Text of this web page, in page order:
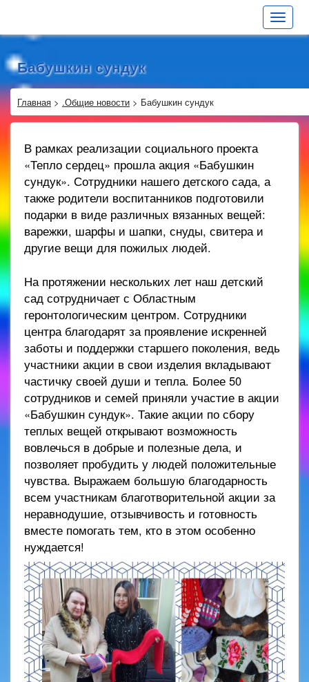
Toggle
Бабушкин сундук
Главная > .Общие новости > Бабушкин сундук
В рамках реализации социального проекта
«Тепло сердец» прошла акция «Бабушкин
сундук». Сотрудники нашего детского сада, а
также родители воспитанников подготовили
подарки в виде различных вязанных вещей:
варежки, шарфы и шапки, снуды, свитера и
другие вещи для пожилых людей.
На протяжении нескольких лет наш детский
сад сотрудничает с Областным
геронтологическим центром. Сотрудники
центра благодарят за проявление искренней
заботы и поддержки старшего поколения, ведь
участники акции в свои изделия вкладывают
частичку своей души и тепла. Более 50
сотрудников и семей приняли участие в акции
«Бабушкин сундук». Такие акции по сбору
теплых вещей открывают возможность
вовлечься в добрые и полезные дела, и
позволяет пробудить у людей положительные
чувства. Выражаем большую благодарность
всем участникам благотворительной акции за
неравнодушие, отзывчивость и готовность
вместе помогать тем, кто в этом особенно
нуждается!